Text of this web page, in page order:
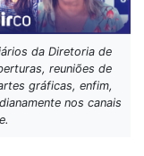
da Diretoria de
reuniões de
gráficas, enfim,
nos canais